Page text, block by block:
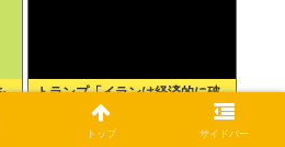
トランプ「イランは経済的に破
綻しているからアメリカの勝
利」ゴールポストが大移動
トップ サイドバー